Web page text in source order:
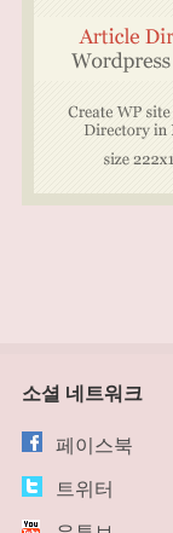
소셜 네트워크
페이스북
트위터